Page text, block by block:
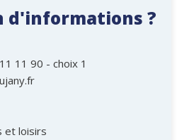
d'informations ?
11 90 - choix 1
et loisirs